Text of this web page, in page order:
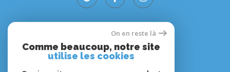
Adhérents
On en reste là
Comme beaucoup, notre site
utilise les cookies